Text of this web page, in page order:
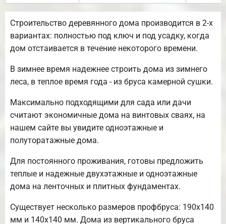
Строительство деревянного дома производится в 2-х
вариантах: полностью под ключ и под усадку, когда
дом отстаивается в течение некоторого времени.
В зимнее время надежнее строить дома из зимнего
леса, в теплое время года - из бруса камерной сушки.
Максимально подходящими для сада или дачи
считают экономичные дома на винтовых сваях, на
нашем сайте вы увидите одноэтажные и
полуторатажные дома.
Для постоянного проживания, готовы предложить
теплые и надежные двухэтажные и одноэтажные
дома на ленточных и плитных фундаментах.
Существует несколько размеров профбруса: 190х140
мм и 140х140 мм. Дома из вертикального бруса